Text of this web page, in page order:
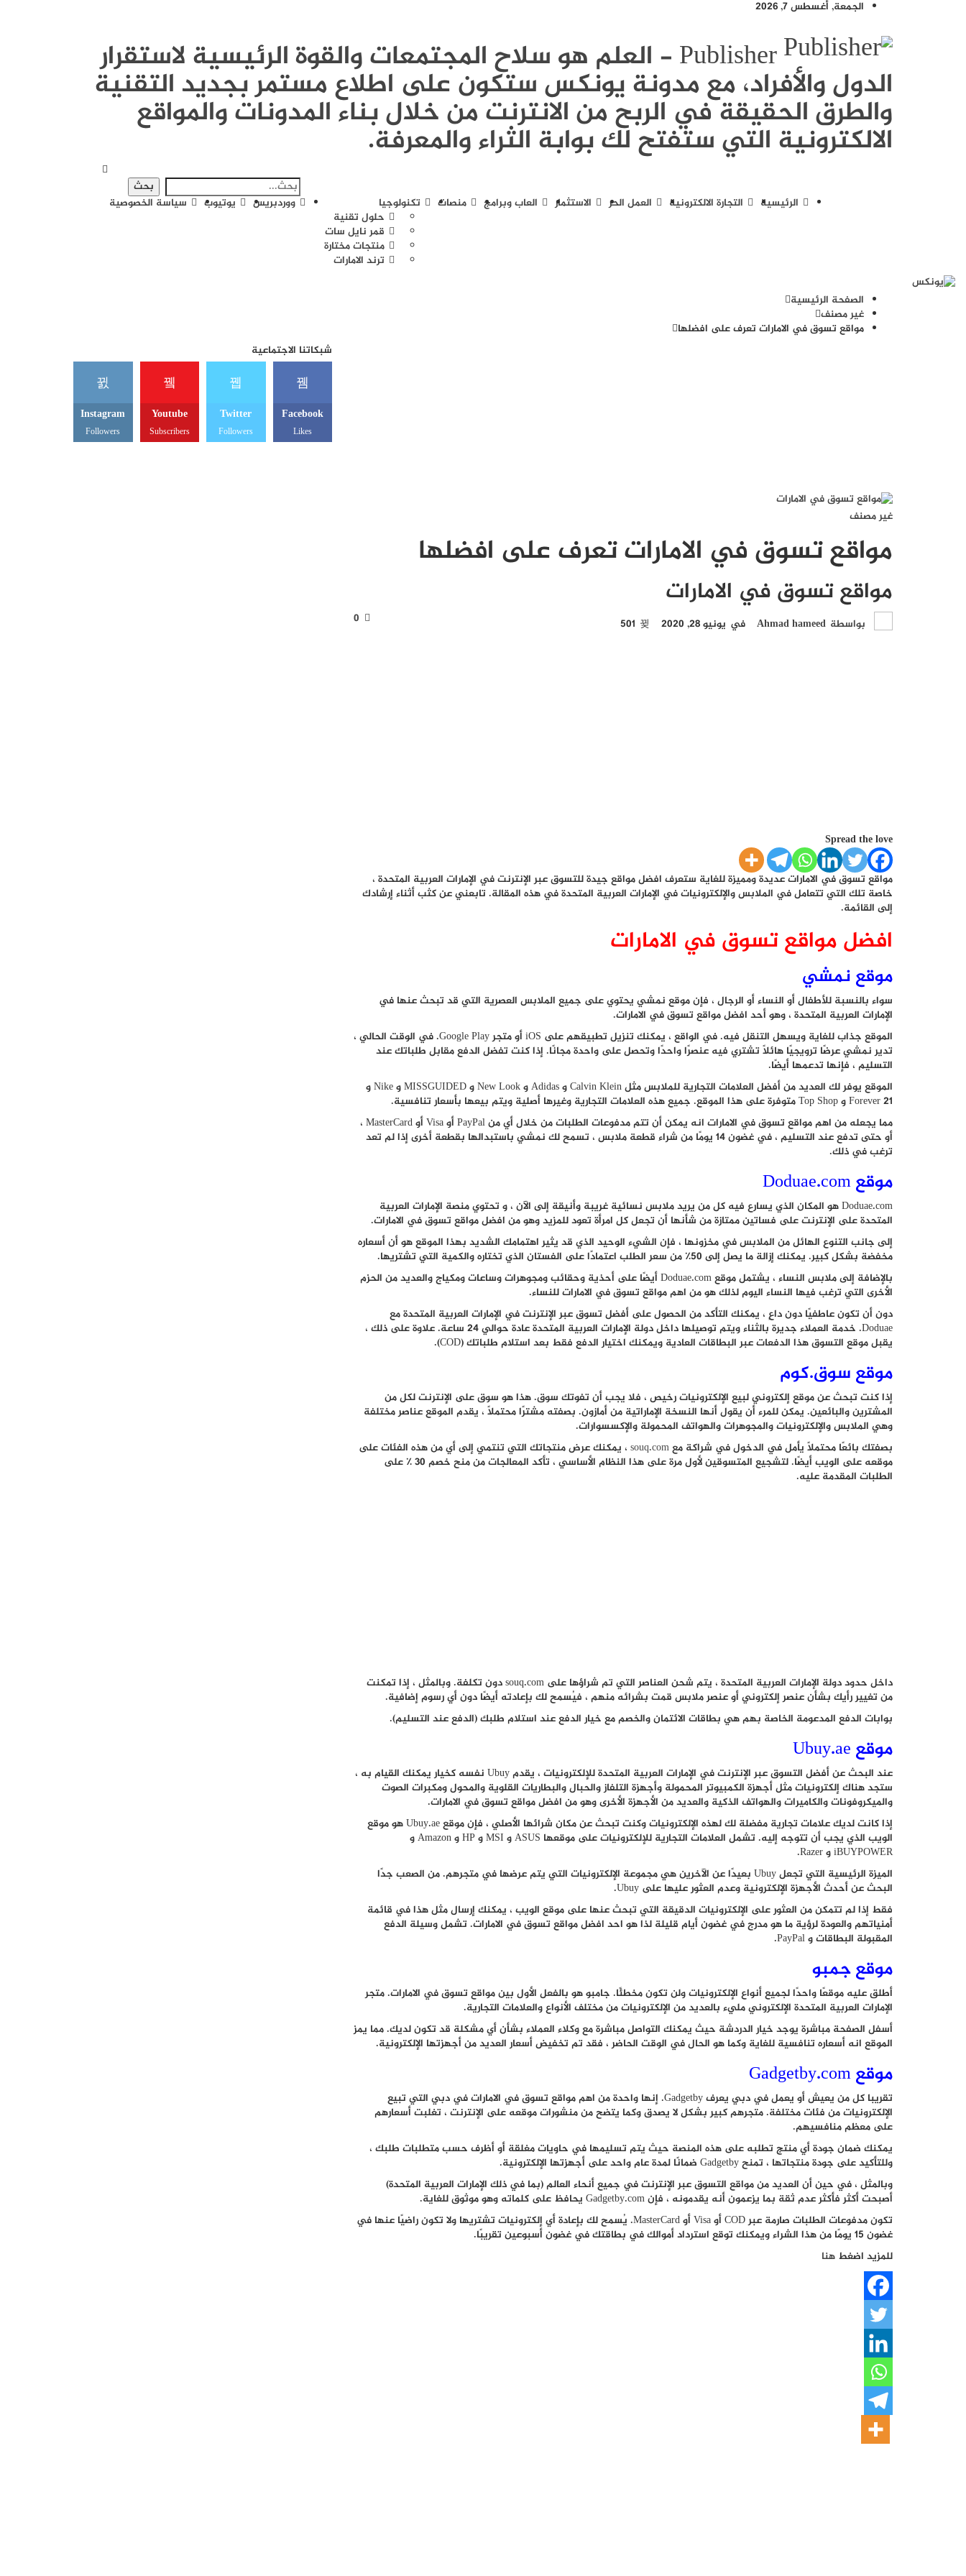
الجمعة, أغسطس 7, 2026
Publisher - العلم هو سلاح المجتمعات والقوة الرئيسية لاستقرار
الدول والأفراد، مع مدونة يونكس ستكون على اطلاع مستمر بجديد التقنية
والطرق الحقيقة في الربح من الانترنت من خلال بناء المدونات والمواقع
الالكترونية التي ستفتح لك بوابة الثراء والمعرفة.
الرئيسية التجارة الالكترونية العمل الحر الاستثمار العاب وبرامج منصات
تكنولوجيا
حلول تقنية
قمر نايل سات
منتجات مختارة
ترند الامارات
ووردبريس يوتيوب سياسة الخصوصية
الصفحة الرئيسية
غير مصنف
مواقع تسوق في الامارات تعرف على افضلها
غير مصنف
مواقع تسوق في الامارات تعرف على افضلها
مواقع تسوق في الامارات
بواسطة Ahmad hameed في يونيو 28, 2020
Spread the love
مواقع تسوق في الامارات عديدة ومميزة للغاية ستعرف افضل مواقع جيدة للتسوق عبر الإنترنت في الإمارات العربية المتحدة ،
خاصة تلك التي تتعامل في الملابس والإلكترونيات في الإمارات العربية المتحدة في هذه المقالة. تابعني عن كثب أثناء إرشادك
إلى القائمة.
افضل مواقع تسوق في الامارات
موقع نمشي
سواء بالنسبة للأطفال أو النساء أو الرجال ، فإن موقع نمشي يحتوي على جميع الملابس العصرية التي قد تبحث عنها في
الإمارات العربية المتحدة ، وهو أحد افضل مواقع تسوق في الامارات.
الموقع جذاب للغاية ويسهل التنقل فيه. في الواقع ، يمكنك تنزيل تطبيقهم على iOS أو متجر Google Play. في الوقت الحالي ،
تدير نمشي عرضًا ترويجيًا هائلاً تشتري فيه عنصرًا واحدًا وتحصل على واحدة مجانًا. إذا كنت تفضل الدفع مقابل طلباتك عند
التسليم ، فإنها تدعمها أيضًا.
الموقع يوفر لك العديد من أفضل العلامات التجارية للملابس مثل Calvin Klein و Adidas و New Look و MISSGUIDED و Nike و
Forever 21 و Top Shop متوفرة على هذا الموقع. جميع هذه العلامات التجارية وغيرها أصلية ويتم بيعها بأسعار تنافسية.
مما يجعله من اهم مواقع تسوق في الامارات انه يمكن أن تتم مدفوعات الطلبات من خلال أي من PayPal أو Visa أو MasterCard ،
أو حتى تدفع عند التسليم ، في غضون 14 يومًا من شراء قطعة ملابس ، تسمح لك نمشي باستبدالها بقطعة أخرى إذا لم تعد
ترغب في ذلك.
موقع Doduae.com
Doduae.com هو المكان الذي يسارع فيه كل من يريد ملابس نسائية غريبة وأنيقة إلى الآن ، و تحتوي منصة الإمارات العربية
المتحدة على الإنترنت على فساتين ممتازة من شأنها أن تجعل كل امرأة تعود للمزيد وهو من افضل مواقع تسوق في الامارات.
إلى جانب التنوع الهائل من الملابس في مخزونها ، فإن الشيء الوحيد الذي قد يثير اهتمامك الشديد بهذا الموقع هو أن أسعاره
مخفضة بشكل كبير. يمكنك إزالة ما يصل إلى 50٪ من سعر الطلب اعتمادًا على الفستان الذي تختاره والكمية التي تشتريها.
بالإضافة إلى ملابس النساء ، يشتمل موقع Doduae.com أيضًا على أحذية وحقائب ومجوهرات وساعات ومكياج والعديد من الحزم
الأخرى التي ترغب فيها النساء اليوم لذلك هو من اهم مواقع تسوق في الامارات للنساء.
دون أن تكون عاطفيًا دون داعٍ ، يمكنك التأكد من الحصول على أفضل تسوق عبر الإنترنت في الإمارات العربية المتحدة مع
Doduae. خدمة العملاء جديرة بالثناء ويتم توصيلها داخل دولة الإمارات العربية المتحدة عادة حوالي 24 ساعة. علاوة على ذلك ،
يقبل موقع التسوق هذا الدفعات عبر البطاقات العادية ويمكنك اختيار الدفع فقط بعد استلام طلباتك (COD).
موقع سوق.كوم
إذا كنت تبحث عن موقع إلكتروني لبيع الإلكترونيات رخيص ، فلا يجب أن تفوتك سوق. هذا هو سوق على الإنترنت لكل من
المشترين والبائعين. يمكن للمرء أن يقول أنها النسخة الإماراتية من أمازون. بصفته مشترًا محتملًا ، يقدم الموقع عناصر مختلفة
وهي الملابس والإلكترونيات والمجوهرات والهواتف المحمولة والإكسسوارات.
بصفتك بائعًا محتملاً يأمل في الدخول في شراكة معsouq.com ، يمكنك عرض منتجاتك التي تنتمي إلى أي من هذه الفئات على
موقعه على الويب أيضًا. لتشجيع المتسوقين لأول مرة على هذا النظام الأساسي ، تأكد المعالجات من منح خصم 30 ٪ على
الطلبات المقدمة عليه.
داخل حدود دولة الإمارات العربية المتحدة ، يتم شحن العناصر التي تم شراؤها على souq.com دون تكلفة. وبالمثل ، إذا تمكنت
من تغيير رأيك بشأن عنصر إلكتروني أو عنصر ملابس قمت بشرائه منهم ، فيُسمح لك بإعادته أيضًا دون أي رسوم إضافية.
بوابات الدفع المدعومة الخاصة بهم هي بطاقات الائتمان والخصم مع خيار الدفع عند استلام طلبك (الدفع عند التسليم).
موقع Ubuy.ae
عند البحث عن أفضل التسوق عبر الإنترنت في الإمارات العربية المتحدة للإلكترونيات ، يقدم Ubuy نفسه كخيار يمكنك القيام به ،
ستجد هناك إلكترونيات مثل أجهزة الكمبيوتر المحمولة وأجهزة التلفاز والحبال والبطاريات القلوية والمحول ومكبرات الصوت
والميكروفونات والكاميرات والهواتف الذكية والعديد من الأجهزة الأخرى وهو من افضل مواقع تسوق في الامارات.
إذا كانت لديك علامات تجارية مفضلة لك لهذه الإلكترونيات وكنت تبحث عن مكان شرائها الأصلي ، فإن موقع Ubuy.ae هو موقع
الويب الذي يجب أن تتوجه إليه. تشمل العلامات التجارية للإلكترونيات على موقعها ASUS و MSI و HP و Amazon و
iBUYPOWER و Razer.
الميزة الرئيسية التي تجعل Ubuy بعيدًا عن الآخرين هي مجموعة الإلكترونيات التي يتم عرضها في متجرهم. من الصعب جدًا
البحث عن أحدث الأجهزة الإلكترونية وعدم العثور عليها على Ubuy.
فقط إذا لم تتمكن من العثور على الإلكترونيات الدقيقة التي تبحث عنها على موقع الويب ، يمكنك إرسال مثل هذا في قائمة
أمنياتهم والعودة لرؤية ما هو مدرج في غضون أيام قليلة لذا هو احد افضل مواقع تسوق في الامارات. تشمل وسيلة الدفع
المقبولة البطاقات و PayPal.
موقع جمبو
أطلق عليه موقعًا واحدًا لجميع أنواع الإلكترونيات ولن تكون مخطئًا. جامبو هو بالفعل الأول بين مواقع تسوق في الامارات. متجر
الإمارات العربية المتحدة الإلكتروني مليء بالعديد من الإلكترونيات من مختلف الأنواع والعلامات التجارية.
أسفل الصفحة مباشرة يوجد خيار الدردشة حيث يمكنك التواصل مباشرة مع وكلاء العملاء بشأن أي مشكلة قد تكون لديك. مما يمز
الموقع انه أسعاره تنافسية للغاية وكما هو الحال في الوقت الحاضر ، فقد تم تخفيض أسعار العديد من أجهزتها الإلكترونية.
موقع Gadgetby.com
تقريبا كل من يعيش أو يعمل في دبي يعرف Gadgetby. إنها واحدة من اهم مواقع تسوق في الامارات في دبي التي تبيع
الإلكترونيات من فئات مختلفة. متجرهم كبير بشكل لا يصدق وكما يتضح من منشورات موقعه على الإنترنت ، تغلبت أسعارهم
على معظم منافسيهم.
يمكنك ضمان جودة أي منتج تطلبه على هذه المنصة حيث يتم تسليمها في حاويات مغلقة أو أظرف حسب متطلبات طلبك ،
وللتأكيد على جودة منتجاتها ، تمنح Gadgetby ضمانًا لمدة عام واحد على أجهزتها الإلكترونية.
وبالمثل ، في حين أن العديد من مواقع التسوق عبر الإنترنت في جميع أنحاء العالم (بما في ذلك الإمارات العربية المتحدة)
أصبحت أكثر فأكثر عدم ثقة بما يزعمون أنه يقدمونه ، فإن Gadgetby.com يحافظ على كلماته وهو موثوق للغاية.
تكون مدفوعات الطلبات صارمة عبر COD أو Visa أو MasterCard. يُسمح لك بإعادة أي إلكترونيات تشتريها ولا تكون راضيًا عنها في
غضون 15 يومًا من هذا الشراء ويمكنك توقع استرداد أموالك في بطاقتك في غضون أسبوعين تقريبًا.
للمزيد اضغط هنا
شبكاتنا الاجتماعية
Facebook
Likes
Twitter
Followers
Youtube
Subscribers
Instagram
Followers